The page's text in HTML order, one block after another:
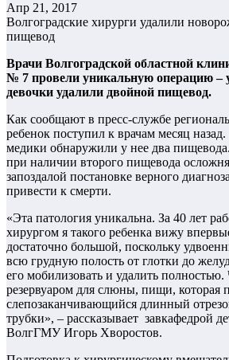
Апр 21, 2017
Волгоградские хирурги удалили
пищевод
Врачи Волгоградской областной
№ 7 провели уникальную операцию –
девочки удалили двойной пищевод.
Как сообщают в пресс-службе
ребенок поступил к врачам месяц
медики обнаружили у нее два
при наличии второго пищевода
запоздалой постановке верного
привести к смерти.
«Эта патология уникальна. За 40 лет
хирургом я такого ребенка вижу
достаточно большой, поскольку
всю грудную полость от глотки до
его мобилизовать и удалить
резервуаром для слюны, пищи, которая
слепозаканчивающийся длинный
трубки», – рассказывает завкафедрой
ВолгГМУ Игорь Хворостов.